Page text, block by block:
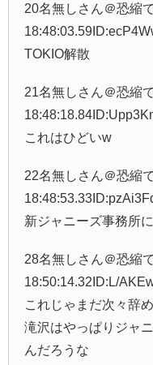
20名無しさん＠恐縮
TOKIO解散
21名無しさん＠恐縮
これはひどいw
22名無しさん＠恐縮
新ジャニーズ事務所
28名無しさん＠恐縮
18:50:14.32ID:L/
これじゃまだ次々辞
滝沢はやっぱりジャ
んだろうな